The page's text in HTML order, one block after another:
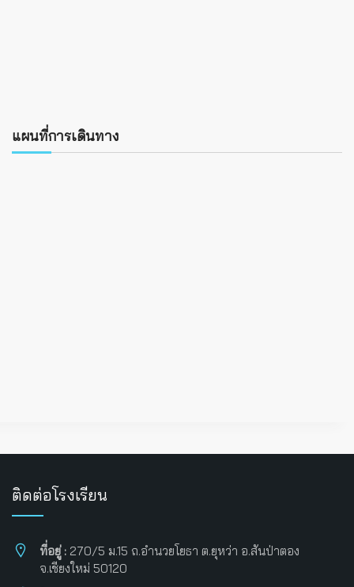
แผนที่การเดินทาง
ติดต่อโรงเรียน
ที่อยู่ : 270/5 ม.15 ถ.อำนวยโยธา ต.ยุหว่า อ.สันป่าตอง
จ.เชียงใหม่ 50120